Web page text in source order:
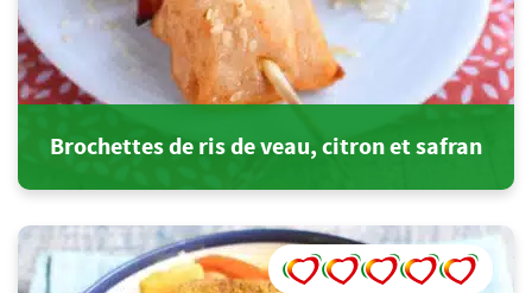
Brochettes de ris de veau, citron et safran